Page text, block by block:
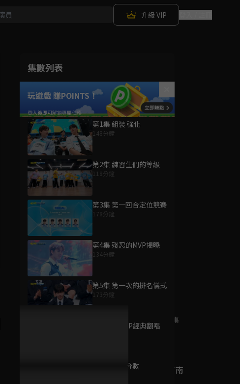
升級 VIP
集數列表
玩遊戲 賺POINTS！
第1集 組裝 強化
148分鐘
第2集 練習生們的等級
118分鐘
第3集 第一回合定位競賽
178分鐘
第4集 殘忍的MVP揭曉
134分鐘
第5集 第一次的排名儀式
173分鐘
第6集 K-POP經典翻唱
第7集 搶奪分數
為您推薦
已完結 / 共 12 集
(日) 名偵探柯南